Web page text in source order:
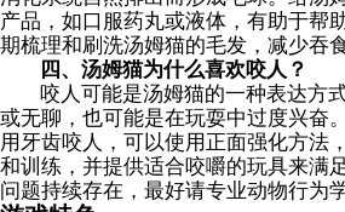
产品，如口服药丸或液体，有助于帮
期梳理和刷洗汤姆猫的毛发，减少吞
四、汤姆猫为什么喜欢咬人？
咬人可能是汤姆猫的一种表达方
或无聊，也可能是在玩耍中过度兴奋
用牙齿咬人，可以使用正面强化方法
和训练，并提供适合咬嚼的玩具来满
问题持续存在，最好请专业动物行为